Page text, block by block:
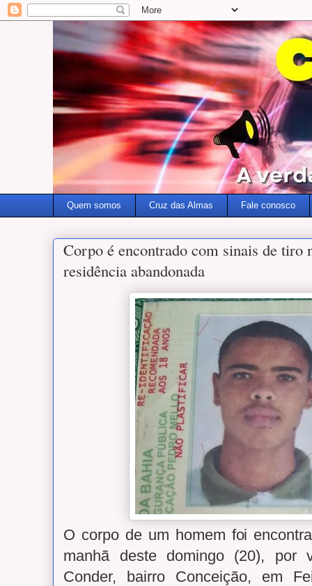
Quem somos Cruz das Almas Fale conosco
Corpo é encontrado com sinais de tiro
residência abandonada
O corpo de um homem foi
manhã deste domingo (20), por
Conder, bairro Conceição, em